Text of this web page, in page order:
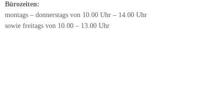
Bürozeiten:
montags – donnerstags von 10.00 Uhr – 14.00 Uhr
sowie freitags von 10.00 – 13.00 Uhr